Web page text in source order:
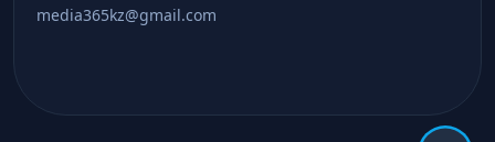
media365kz@gmail.com